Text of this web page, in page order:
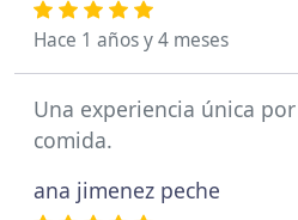
Hace 1 años y 4 meses
Una experiencia única
comida.
ana jimenez peche